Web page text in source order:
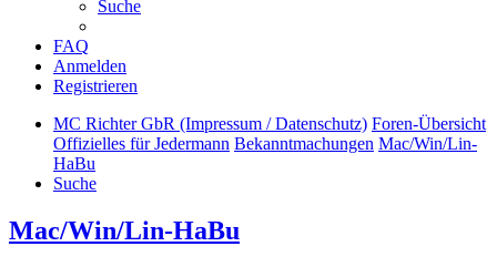
Suche
FAQ
Anmelden
Registrieren
MC Richter GbR (Impressum / Datenschutz) Foren-Übersicht
Offizielles für Jedermann Bekanntmachungen Mac/Win/Lin-
HaBu
Suche
Mac/Win/Lin-HaBu